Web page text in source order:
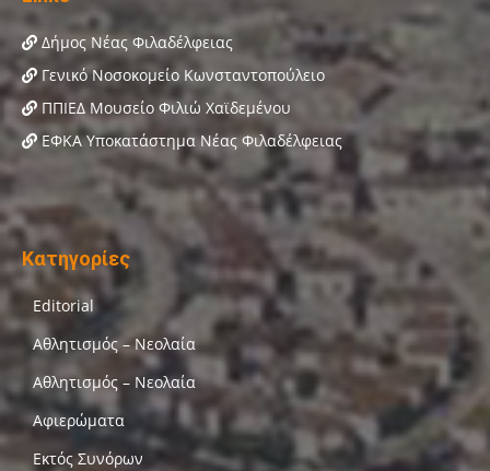
Δήμος Νέας Φιλαδέλφειας
Γενικό Νοσοκομείο Κωνσταντοπούλειο
ΠΠΙΕΔ Μουσείο Φιλιώ Χαϊδεμένου
ΕΦΚΑ Υποκατάστημα Νέας Φιλαδέλφειας
Κατηγορίες
Editorial
Αθλητισμός – Νεολαία
Αθλητισμός – Νεολαία
Αφιερώματα
Εκτός Συνόρων